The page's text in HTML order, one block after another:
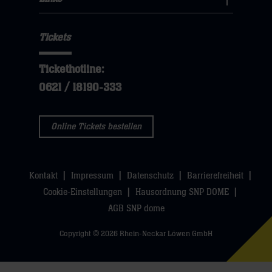
sie
klicken
sie
Navigation
dann
hier
öffnen,
dann
klicken
sie
Tickets
Tickethotline:
0621 / 18190-333
Online Tickets bestellen
Kontakt Impressum Datenschutz
Barrierefreiheit
Cookie-Einstellungen
Hausordnung SNP DOME
AGB SNP dome
Copyright © 2026 Rhein-Neckar Löwen GmbH